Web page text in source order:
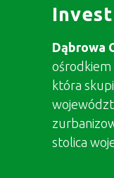
Invest
Dąbrowa
ośrodkiem
która
stolica